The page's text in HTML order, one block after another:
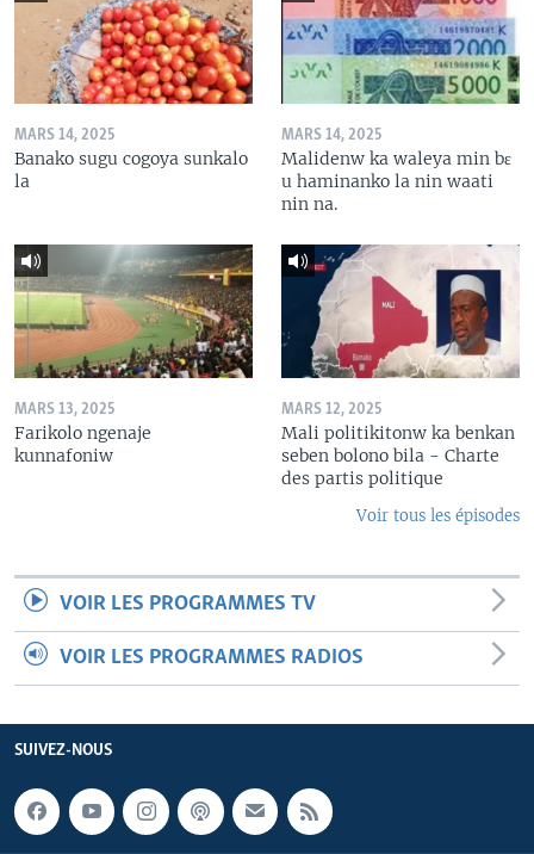
MARS 14, 2025
Banako sugu cogoya sunkalo
la
MARS 14, 2025
Malidenw ka waleya min bɛ
u haminanko la nin waati
nin na.
MARS 13, 2025
Farikolo ngenaje
kunnafoniw
MARS 12, 2025
Mali politikitonw ka benkan
seben bolono bila - Charte
des partis politique
Voir tous les épisodes
VOIR LES PROGRAMMES TV
VOIR LES PROGRAMMES RADIOS
SUIVEZ-NOUS